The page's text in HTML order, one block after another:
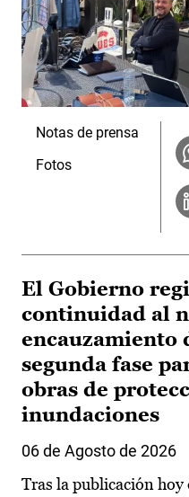
Notas de prensa
Fotos
El Gobierno
continuidad al
encauzamiento
segunda fase
obras de
inundaciones
06 de Agosto de 2026
Tras la publicación